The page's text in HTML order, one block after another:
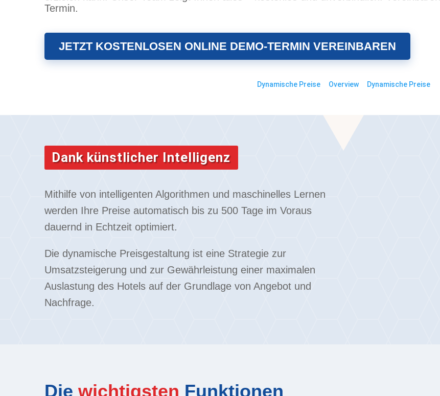
Termin.
JETZT KOSTENLOSEN ONLINE DEMO-TERMIN VEREINBAREN
Dynamische Preise Overview Dynamische Preise
Dank künstlicher Intelligenz
Mithilfe von intelligenten Algorithmen und maschinelles Lernen
werden Ihre Preise automatisch bis zu 500 Tage im Voraus
dauernd in Echtzeit optimiert.
Die dynamische Preisgestaltung ist eine Strategie zur
Umsatzsteigerung und zur Gewährleistung einer maximalen
Auslastung des Hotels auf der Grundlage von Angebot und
Nachfrage.
Die wichtigsten Funktionen